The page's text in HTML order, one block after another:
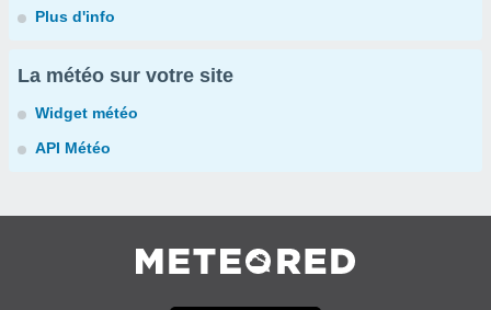
Plus d'info
La météo sur votre site
Widget météo
API Météo